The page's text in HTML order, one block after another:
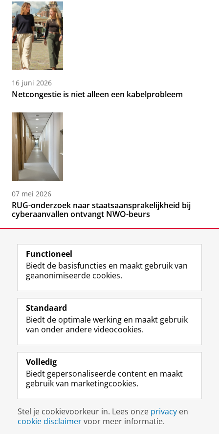
16 juni 2026
Netcongestie is niet alleen een kabelprobleem
07 mei 2026
RUG-onderzoek naar staatsaansprakelijkheid bij
cyberaanvallen ontvangt NWO-beurs
Volg de RUG
F
a
e
b
o
p
a
i
n
a
L
i
k
e
I
-
p
g
i
n
R
S
-
f
e
R
k
s
u
I
n
t
r
m
c
c
o
Y
o
T
e
k
a
a
Studiekiezers
Alumni
Over ons
Disclaimer & Copyright
Inloggen
Functioneel
Biedt de basisfuncties en maakt gebruik van
geanonimiseerde cookies.
Standaard
Biedt de optimale werking en maakt gebruik
van onder andere videocookies.
Volledig
Biedt gepersonaliseerde content en maakt
gebruik van marketingcookies.
Stel je cookievoorkeur in. Lees onze privacy en
cookie disclaimervoor meer informatie.